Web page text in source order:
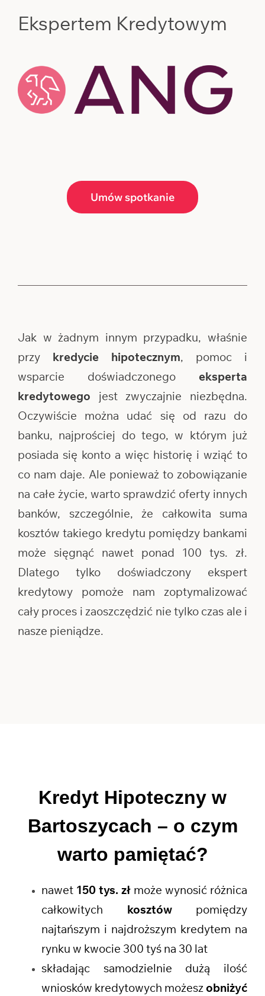
Ekspertem Kredytowym
Umów spotkanie
Jak w żadnym innym przypadku, właśnie
przy kredycie hipotecznym, pomoc i
wsparcie doświadczonego eksperta
kredytowego jest zwyczajnie niezbędna.
Oczywiście można udać się od razu do
banku, najprościej do tego, w którym już
posiada się konto a więc historię i wziąć to
co nam daje. Ale ponieważ to zobowiązanie
na całe życie, warto sprawdzić oferty innych
banków, szczególnie, że całkowita suma
kosztów takiego kredytu pomiędzy bankami
może sięgnąć nawet ponad 100 tys. zł.
Dlatego tylko doświadczony ekspert
kredytowy pomoże nam zoptymalizować
cały proces i zaoszczędzić nie tylko czas ale i
nasze pieniądze.
Kredyt Hipoteczny w
Bartoszycach – o czym
warto pamiętać?
nawet 150 tys. zł może wynosić różnica
całkowitych kosztówpomiędzy
najtańszym i najdroższym kredytem na
rynku w kwocie 300 tyś na 30 lat
składając samodzielnie dużą ilość
wniosków kredytowych możesz obniżyć